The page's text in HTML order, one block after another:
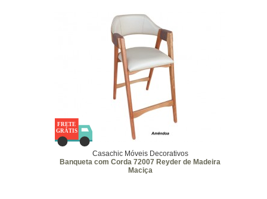
Casachic Móveis Decorativos
Banqueta com Corda 72007 Reyder de Madeira
Maciça